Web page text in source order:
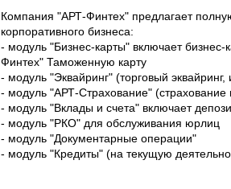
Компания "АРТ-Финтех" предлагает
корпоративного бизнеса:
- модуль "Бизнес-карты" включает
Финтех" Таможенную карту
- модуль "Эквайринг" (торговый эквайринг,
- модуль "АРТ-Страхование" (страхование
- модуль "Вклады и счета" включает
- модуль "РКО" для обслуживания юрлиц
- модуль "Документарные операции"
- модуль "Кредиты" (на текущую